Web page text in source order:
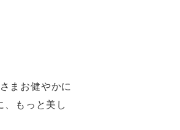
まお健やかに
もっと美し